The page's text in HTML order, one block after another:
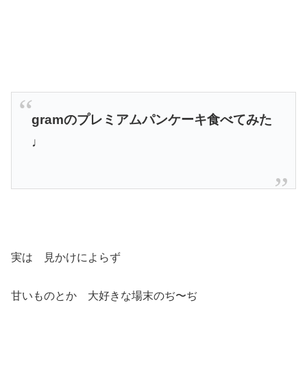
gramのプレミアムパンケーキ食べてみた
♩
実は 見かけによらず
甘いものとか 大好きな場末のぢ〜ぢ